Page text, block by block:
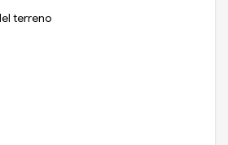
terreno